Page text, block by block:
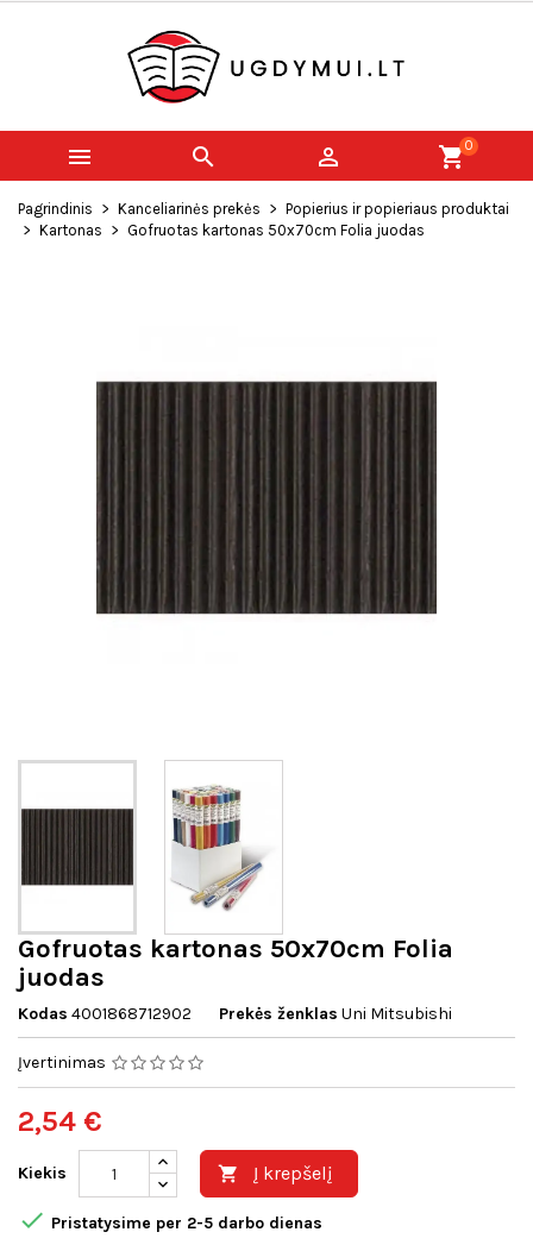
   shopping_cart0
Pagrindinis Kanceliarinės prekės
Popierius ir popieriaus produktai
Kartonas
Gofruotas kartonas 50x70cm Folia juodas
Gofruotas kartonas 50x70cm Folia
juodas
Kodas 4001868712902 Prekės ženklas Uni Mitsubishi
Įvertinimas
2,54 €
Kiekis  Į krepšelį
 Pristatysime per 2-5 darbo dienas